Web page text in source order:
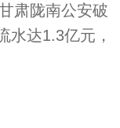
肃陇南公安破
水达1.3亿元，